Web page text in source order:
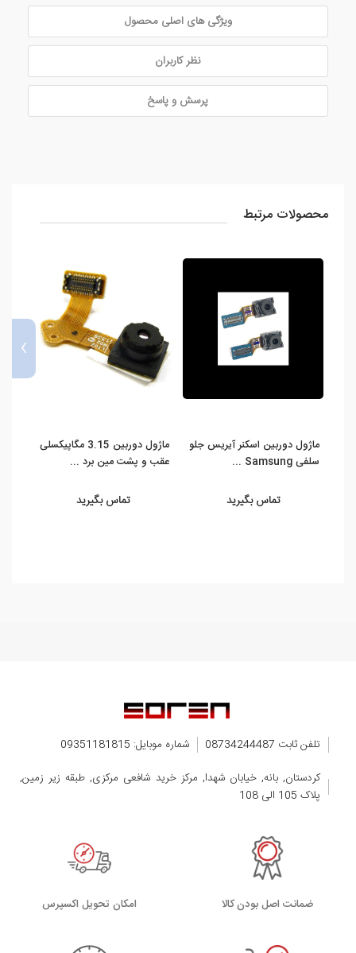
ویژگی های اصلی محصول
نظر کاربران
پرسش و پاسخ
محصولات مرتبط
ماژول دوربین اسکنر آیریس جلو
سلفی Samsung ...
تماس بگیرید
ماژول دوربین 3.15 مگاپیکسلی
عقب و پشت مین برد ...
تماس بگیرید
›
تلفن ثابت 08734244487
شماره موبایل: 09351181815
کردستان, بانه, خیابان شهدا, مرکز خرید شافعی مرکزی, طبقه زیر زمین,
پلاک 105 الی 108
ضمانت اصل بودن کالا اﻣﮑﺎن ﺗﺤﻮﯾﻞ اﮐﺴﭙﺮس